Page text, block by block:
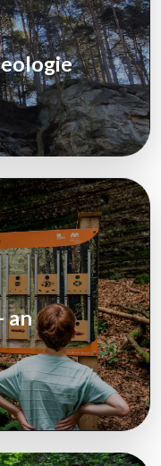
an